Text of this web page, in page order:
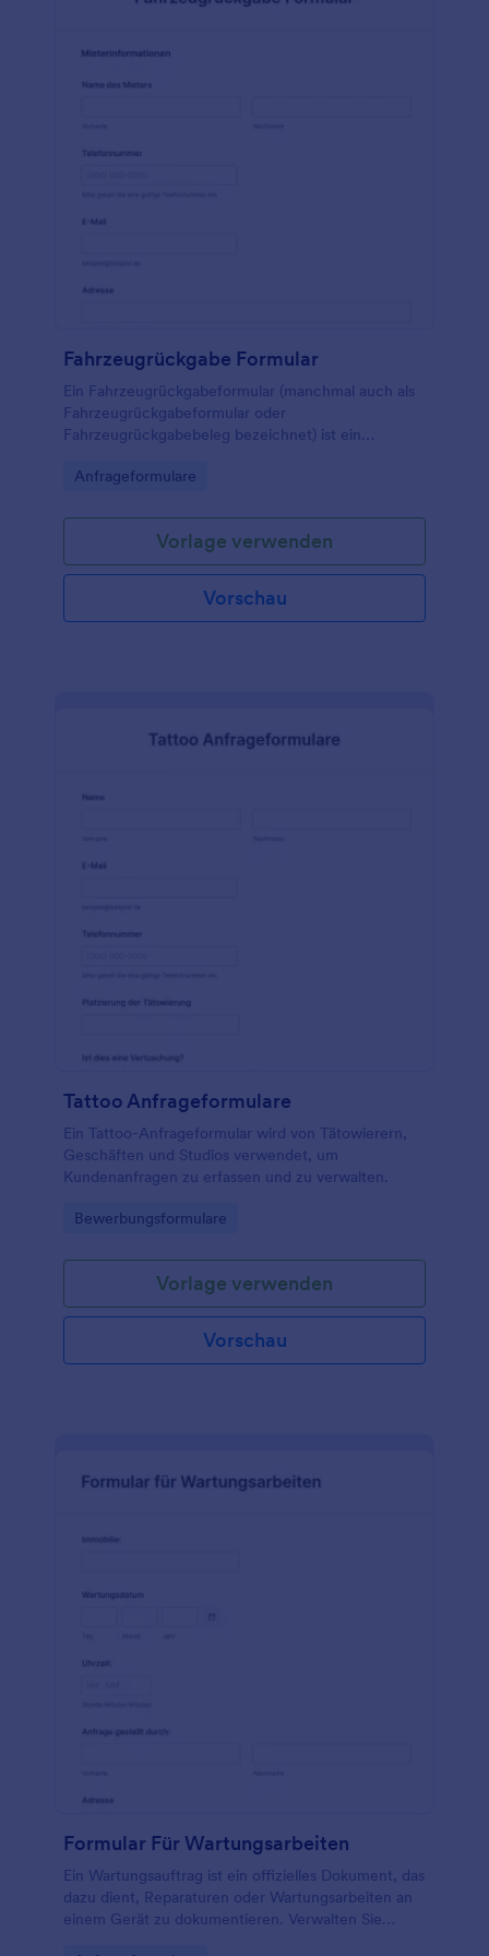
Fahrzeugrückgabe Formular
Ein Fahrzeugrückgabeformular (manchmal auch als
Fahrzeugrückgabeformular oder
Fahrzeugrückgabebeleg bezeichnet) ist ein
oder ein anderes autobezogenes Unternehmen bei
gesetzlich verwenden muss .
Go to Category:
Anfrageformulare
Vorlage verwenden
Vorschau
Tattoo Anfrageformulare
Ein Tattoo-Anfrageformular wird von Tätowierern,
Geschäften und Studios verwendet, um
Kundenanfragen zu erfassen und zu verwalten.
Go to Category:
Bewerbungsformulare
Vorlage verwenden
Vorschau
Formular Für Wartungsarbeiten
Ein Wartungsauftrag ist ein offizielles Dokument, das
dazu dient, Reparaturen oder Wartungsarbeiten an
einem Gerät zu dokumentieren. Verwalten Sie